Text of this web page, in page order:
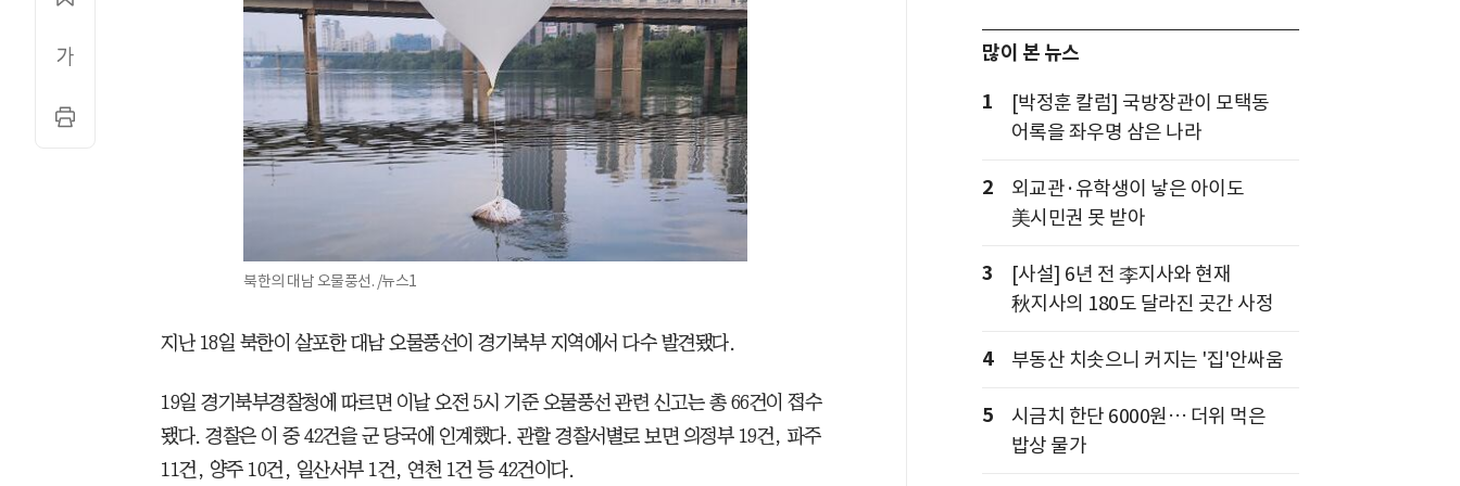
북한의 대남 오물풍선. /뉴스1
지난 18일 북한이 살포한 대남 오물풍선이 경기북부 지역에서 다수 발견됐다.
19일 경기북부경찰청에 따르면 이날 오전 5시 기준 오물풍선 관련 신고는 총 66건이 접수
됐다. 경찰은 이 중 42건을 군 당국에 인계했다. 관할 경찰서별로 보면 의정부 19건, 파주
11건, 양주 10건, 일산서부 1건, 연천 1건 등 42건이다.
많이 본 뉴스
1
[박정훈 칼럼] 국방장관이 모택동
어록을 좌우명 삼은 나라
2
외교관·유학생이 낳은 아이도
美시민권 못 받아
3
[사설] 6년 전 李지사와 현재
秋지사의 180도 달라진 곳간 사정
4 부동산 치솟으니 커지는 '집'안싸움
5
시금치 한단 6000원… 더위 먹은
밥상 물가